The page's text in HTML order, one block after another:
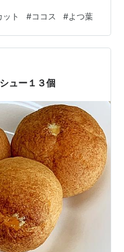
しぶりに美味しい！とい
。
ト #ココス #よつ葉
ュー１３個